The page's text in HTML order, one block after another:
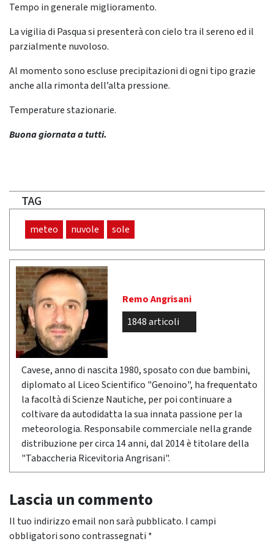
Tempo in generale miglioramento.
La vigilia di Pasqua si presenterà con cielo tra il sereno ed il
parzialmente nuvoloso.
Al momento sono escluse precipitazioni di ogni tipo grazie
anche alla rimonta dell’alta pressione.
Temperature stazionarie.
Buona giornata a tutti.
TAG
meteo nuvole sole
Remo Angrisani
1848 articoli
Cavese, anno di nascita 1980, sposato con due bambini,
diplomato al Liceo Scientifico "Genoino", ha frequentato
la facoltà di Scienze Nautiche, per poi continuare a
coltivare da autodidatta la sua innata passione per la
meteorologia. Responsabile commerciale nella grande
distribuzione per circa 14 anni, dal 2014 è titolare della
"Tabaccheria Ricevitoria Angrisani".
Lascia un commento
Il tuo indirizzo email non sarà pubblicato. I campi
obbligatori sono contrassegnati *